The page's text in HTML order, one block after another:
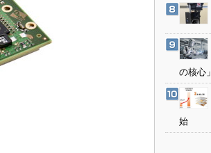
ル設計・開発
ュリティ
ナへの対応
の核心」
始